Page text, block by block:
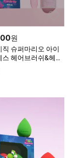
원
직 슈퍼마리오 아이
헤어브러쉬&헤어